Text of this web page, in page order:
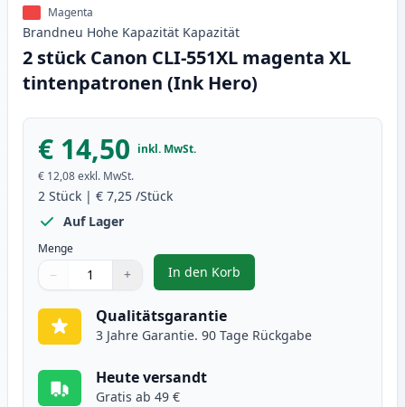
Magenta
Brandneu Hohe Kapazität Kapazität
2 stück Canon CLI-551XL magenta XL
tintenpatronen (Ink Hero)
€ 14,50 inkl. MwSt.
€ 12,08exkl. MwSt.
2 Stück | € 7,25 /Stück
Auf Lager
Menge
Verwenden Sie die Tasten, um anzupassen
− +
1
In den Korb
, 2 stück Canon CLI-551XL
Qualitätsgarantie
3 Jahre Garantie. 90 Tage Rückgabe
Heute versandt
Gratis ab 49 €